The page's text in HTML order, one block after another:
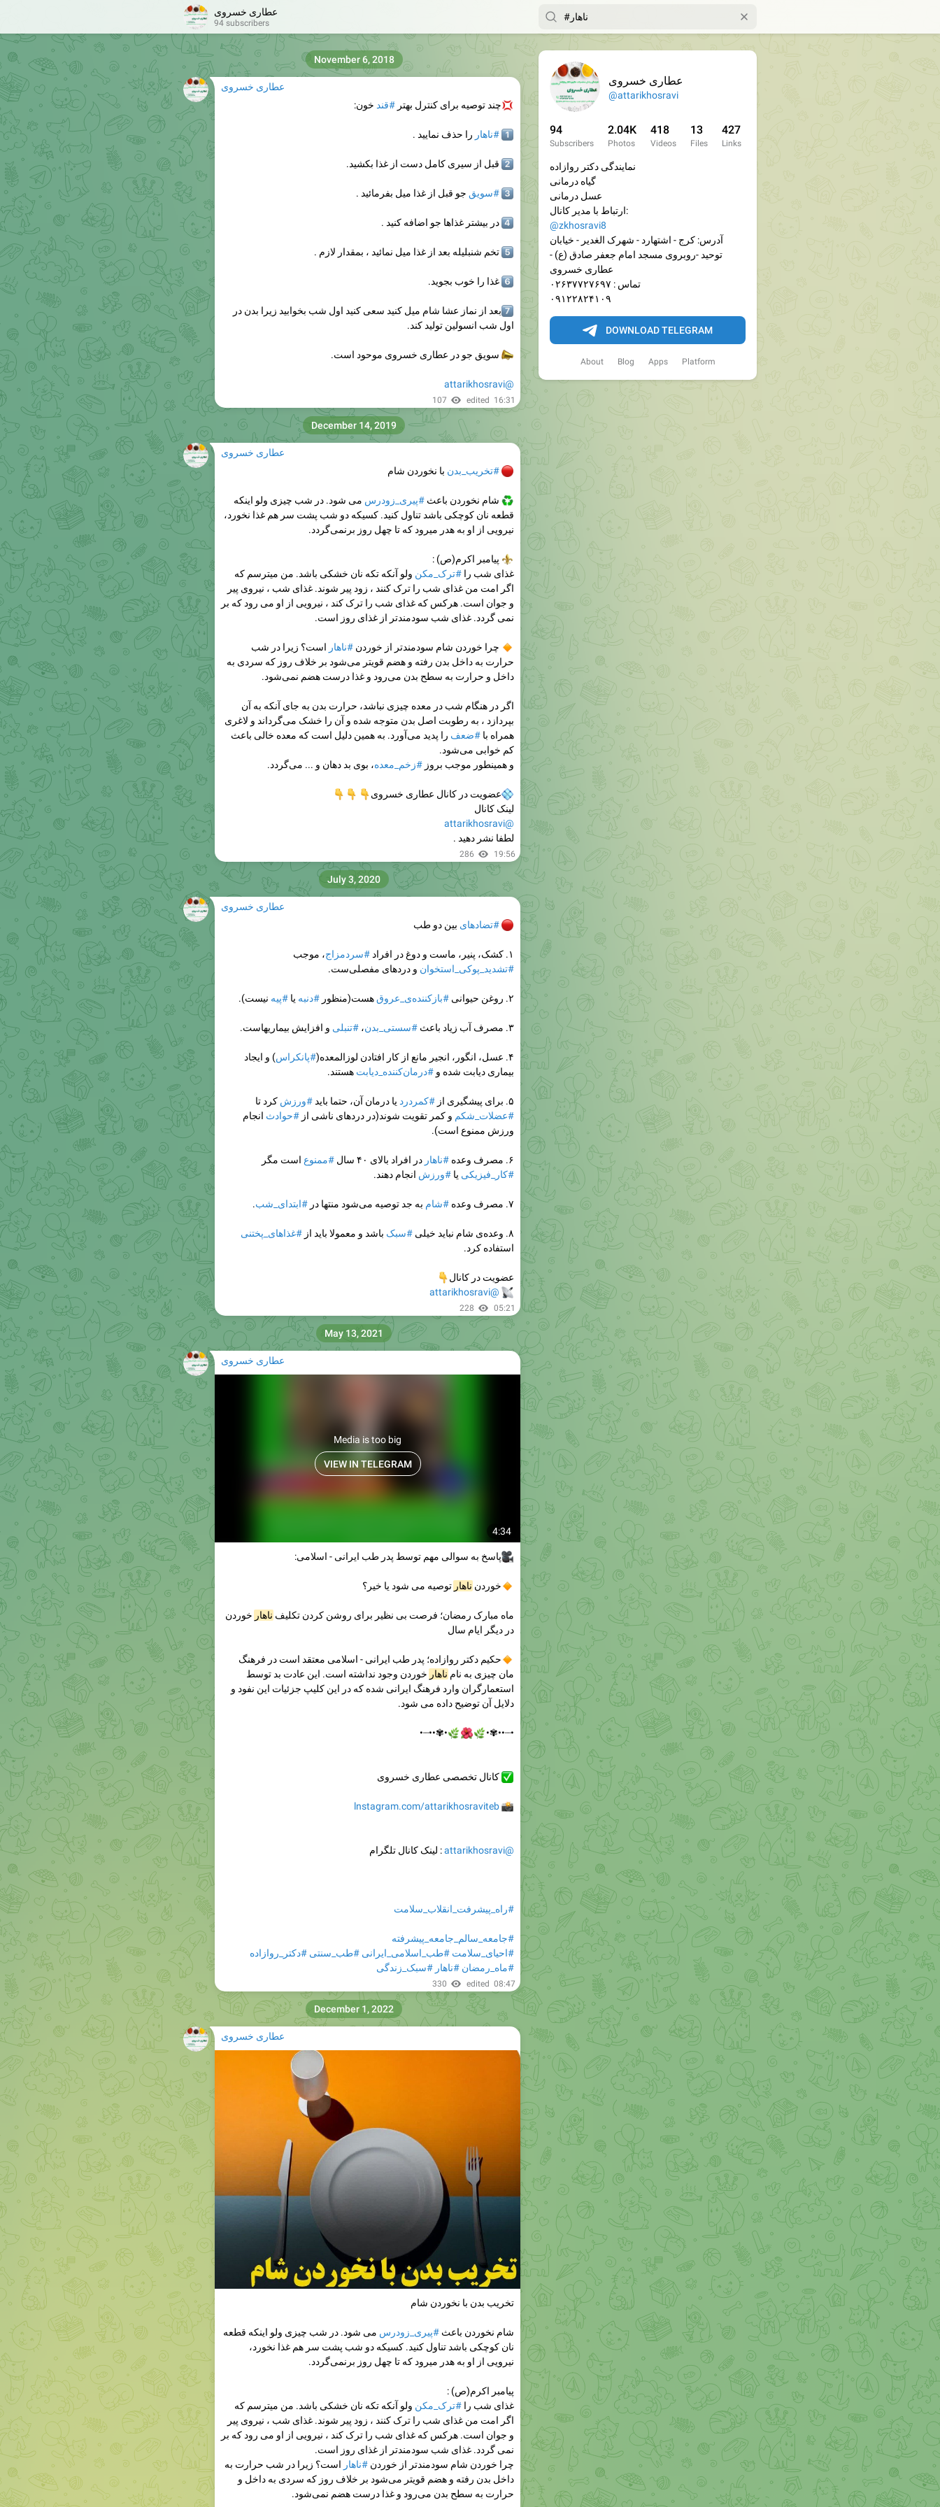
عطاری خسروی
@attarikhosravi
94
Subscribers
2.04K
Photos
418
Videos
13
Files
427
Links
نمایندگی دکتر روازاده
گیاه درمانی
عسل درمانی
ارتباط با مدیر کانال:
@zkhosravi8
آدرس: کرج - اشتهارد - شهرک الغدیر - خیابان
توحید -روبروی مسجد امام جعفر صادق (ع) -
عطاری خسروی
تماس : ۰۲۶۳۷۷۲۷۶۹۷
۰۹۱۲۲۸۲۴۱۰۹
DOWNLOAD TELEGRAM
About Blog Apps Platform
عطاری خسروی
94 subscribers
عطاری خسروی
💢چند توصیه برای کنترل بهتر#قند خون:
1⃣
#ناهار را حذف نمایید .
2⃣قبل از سیری کامل دست از غذا بکشید.
3⃣
#سویق جو قبل از غذا میل بفرمائید .
4⃣در بیشتر غذاها جو اضافه کنید .
5⃣تخم شنبلیله بعد از غذا میل نمائید ، بمقدار لازم .
6⃣غذا را خوب بجوید.
7⃣بعد از نماز عشا شام میل کنید سعی کنید اول شب بخوابید زیرا بدن در
اول شب انسولین تولید کند.
📣سویق جو در عطاری خسروی موحود است.
@attarikhosravi
107 edited 16:31
November 6, 2018
عطاری خسروی
🔴#تخریب_بدن با نخوردن شام
♻شام نخوردن باعث#پیری_زودرس می شود. در شب چیزی ولو اینکه
قطعه نان کوچکی باشد تناول کنید. کسیکه دو شب پشت سر هم غذا نخورد،
نیرویی از او به هدر میرود که تا چهل روز برنمی‌گردد.
⚜️پیامبر اکرم(ص) :
غذای شب را #ترک_مکن ولو آنکه تکه نان خشکی باشد. من میترسم که
اگر امت من غذای شب را ترک کنند ، زود پیر شوند. غذای شب ، نیروی پیر
و جوان است. هرکس که غذای شب را ترک کند ، نیرویی از او می رود که بر
نمی گردد. غذای شب سودمندتر از غذای روز است.
🔸چرا خوردن شام سودمندتر از خوردن#ناهار است؟ زیرا در شب
حرارت به داخل بدن رفته و هضم قویتر می‌شود بر خلاف روز که سردی به
داخل و حرارت به سطح بدن می‌رود و غذا درست هضم نمی‌شود.
اگر در هنگام شب در معده چیزی نباشد، حرارت بدن به جای آنکه به آن
بپردازد ، به رطوبت اصل بدن متوجه شده و آن را خشک می‌گرداند و لاغری
همراه با #ضعف را پدید می‌آورد. به همین دلیل است که معده خالی باعث
کم خوابی می‌شود.
و همینطور موجب بروز #زخم_معده، بوی بد دهان و ... می‌گردد.
💠عضویت در کانال عطاری خسروی
👇
👇
👇
لینک کانال
@attarikhosravi
لطفا نشر دهید .
286 19:56
December 14, 2019
عطاری خسروی
🔴#تضادهای بین دو طب
۱. کشک، پنیر، ماست و دوغ در افراد #سردمزاج، موجب
#تشدید_پوکی_استخوان و دردهای مفصلی‌ست.
۲. روغن حیوانی #بازکننده‌ی_عروقهست(منظور #دنبه یا #پیه نیست).
۳. مصرف آب زیاد باعث #سستی_بدن، #تنبلی و افزایش بیماریهاست.
۴. عسل، انگور، انجیر مانع از کار افتادن لوزالمعده( #پانکراس) و ایجاد
بیماری دیابت شده و #درمان‌کننده_دیابت هستند.
۵. برای پیشگیری از #کمردرد یا درمان آن، حتما باید #ورزش کرد تا
#عضلات_شکم و کمر تقویت شوند(در دردهای ناشی از #حوادث انجام
ورزش ممنوع است).
۶. مصرف وعده #ناهار در افراد بالای ۴۰ سال #ممنوع است مگر
#کار_فیزیکی یا #ورزش انجام دهند.
۷. مصرف وعده #شام به جد توصیه می‌شود منتها در #ابتدای_شب.
۸. وعده‌ی شام نباید خیلی #سبک باشد و معمولا باید از #غذاهای_پختنی
استفاده کرد.
عضویت در کانال
👇
📡
@attarikhosravi
228 05:21
July 3, 2020
عطاری خسروی
4:34
Media is too big
VIEW IN TELEGRAM
🎥پاسخ به سوالی مهم توسط پدر طب ایرانی - اسلامی:
🔸
خوردن ناهار توصیه می شود یا خیر؟
ماه مبارک رمضان؛ فرصت بی نظیر برای روشن کردن تکلیف ناهار خوردن
در دیگر ایام سال
🔸حکیم دکتر روازاده؛ پدر طب ایرانی - اسلامی معتقد است در فرهنگ
مان چیزی به نام ناهار خوردن وجود نداشته است. این عادت بد توسط
استعمارگران وارد فرهنگ ایرانی شده که در این کلیپ جزئیات این نفود و
دلایل آن توضیح داده می شود.
•┈••✾•
🌿
🌺
🌿
•✾••┈•
✅کانال تخصصی عطاری خسروی
📸
lnstagram.com/attarikhosraviteb
@attarikhosravi : لینک کانال تلگرام
#راه_پیشرفت_انقلاب_سلامت
#جامعه_سالم_جامعه_پیشرفته
#احیای_سلامت #طب_اسلامی_ایرانی #طب_سنتی #دکتر_روازاده
#ماه_رمضان #ناهار #سبک_زندگی
330 edited 08:47
May 13, 2021
عطاری خسروی
تخریب بدن با نخوردن شام
شام نخوردن باعث #پیری_زودرس می شود. در شب چیزی ولو اینکه قطعه
نان کوچکی باشد تناول کنید. کسیکه دو شب پشت سر هم غذا نخورد،
نیرویی از او به هدر میرود که تا چهل روز برنمی‌گردد.
پیامبر اکرم(ص) :
غذای شب را #ترک_مکن ولو آنکه تکه نان خشکی باشد. من میترسم که
اگر امت من غذای شب را ترک کنند ، زود پیر شوند. غذای شب ، نیروی پیر
و جوان است. هرکس که غذای شب را ترک کند ، نیرویی از او می رود که بر
نمی گردد. غذای شب سودمندتر از غذای روز است.
چرا خوردن شام سودمندتر از خوردن #ناهار است؟ زیرا در شب حرارت به
داخل بدن رفته و هضم قویتر می‌شود بر خلاف روز که سردی به داخل و
حرارت به سطح بدن می‌رود و غذا درست هضم نمی‌شود.
December 1, 2022